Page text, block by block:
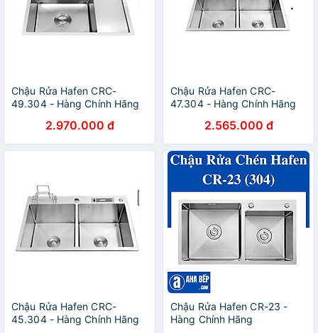
Chậu Rửa Hafen CRC-
49.304 - Hàng Chính Hãng
2.970.000 đ
Chậu Rửa Hafen CRC-
47.304 - Hàng Chính Hãng
2.565.000 đ
Chậu Rửa Hafen CRC-
45.304 - Hàng Chính Hãng
Chậu Rửa Hafen CR-23 -
Hàng Chính Hãng